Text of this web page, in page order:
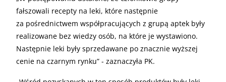
fałszowali recepty na leki, które następnie
za pośrednictwem współpracujących z grupą aptek były
realizowane bez wiedzy osób, na które je wystawiono.
Następnie leki były sprzedawane po znacznie wyższej
cenie na czarnym rynku” - zaznaczyła PK.